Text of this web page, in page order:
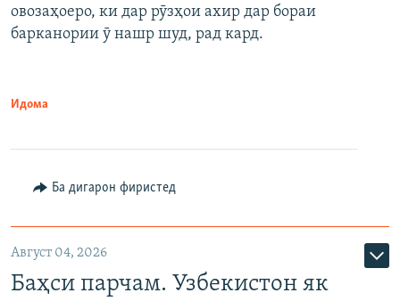
овозаҳоеро, ки дар рӯзҳои ахир дар бораи
барканории ӯ нашр шуд, рад кард.
Идома
Ба дигарон фиристед
Август 04, 2026
Баҳси парчам. Узбекистон як